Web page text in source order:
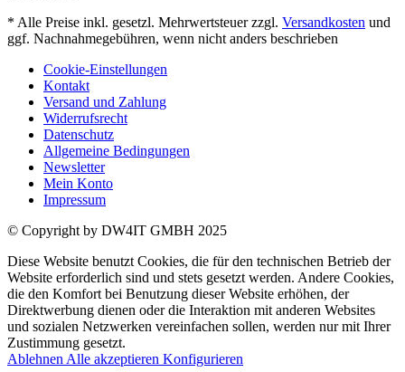
* Alle Preise inkl. gesetzl. Mehrwertsteuer zzgl. Versandkosten und
ggf. Nachnahmegebühren, wenn nicht anders beschrieben
Cookie-Einstellungen
Kontakt
Versand und Zahlung
Widerrufsrecht
Datenschutz
Allgemeine Bedingungen
Newsletter
Mein Konto
Impressum
© Copyright by DW4IT GMBH 2025
Diese Website benutzt Cookies, die für den technischen Betrieb der
Website erforderlich sind und stets gesetzt werden. Andere Cookies,
die den Komfort bei Benutzung dieser Website erhöhen, der
Direktwerbung dienen oder die Interaktion mit anderen Websites
und sozialen Netzwerken vereinfachen sollen, werden nur mit Ihrer
Zustimmung gesetzt.
Ablehnen Alle akzeptieren Konfigurieren